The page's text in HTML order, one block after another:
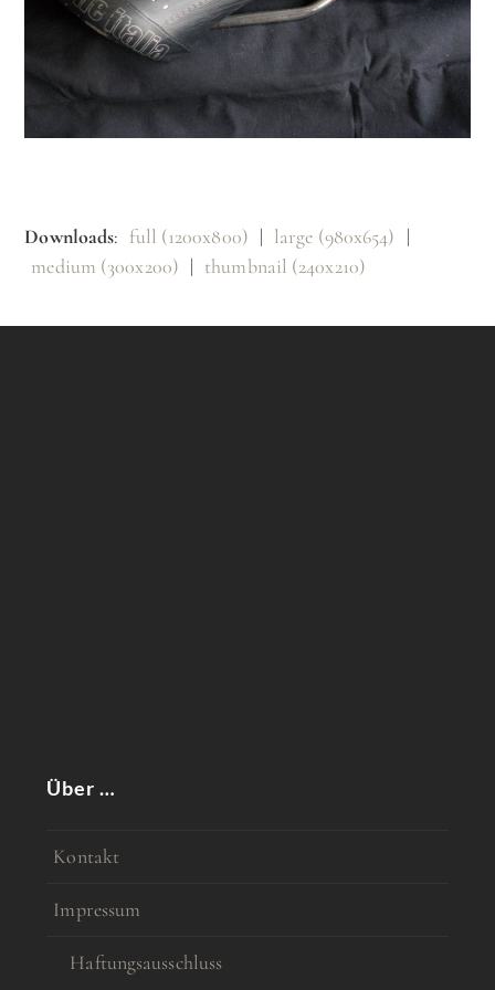
Downloads: full (1200x800) | large (980x654) |
medium (300x200) | thumbnail (240x210)
Über …
Kontakt
Impressum
Haftungsausschluss